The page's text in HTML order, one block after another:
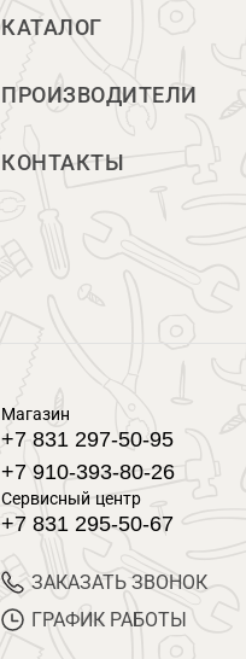
КАТАЛОГ
ПРОИЗВОДИТЕЛИ
КОНТАКТЫ
Магазин
+7 831 297-50-95
+7 910-393-80-26
Сервисный центр
+7 831 295-50-67
ЗАКАЗАТЬ ЗВОНОК
ГРАФИК РАБОТЫ